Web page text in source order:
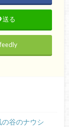
送る
feedly
の谷のナウシ